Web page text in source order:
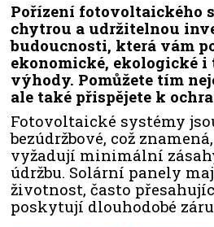
Pořízení fotovoltaického
chytrou a udržitelnou
budoucnosti, která vám
ekonomické, ekologické
výhody. Pomůžete tím
ale také přispějete k
Fotovoltaické systémy
bezúdržbové, což
vyžadují minimální
údržbu. Solární panely
životnost, často
poskytují dlouhodobé